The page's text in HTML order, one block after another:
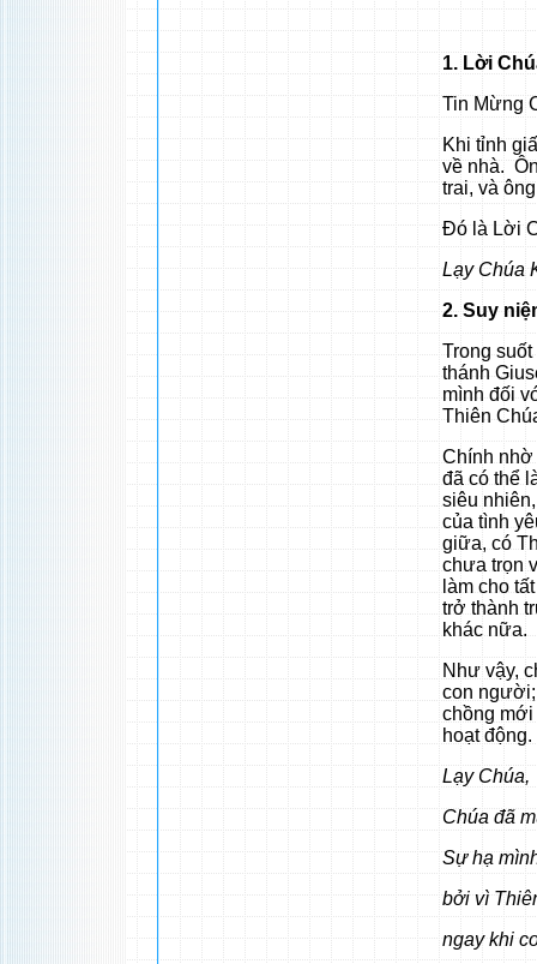
1. Lời
Tin Mừng
Khi tỉnh
về nhà.
trai, và
Đó là Lời
Lạy Chúa
2. Suy
Trong
thánh
mình đối
Thiên
Chính nhờ
đã có thể
siêu
của tình
giữa, có
chưa trọn
làm cho
trở thành
khác nữa.
Như vậy,
con người;
chồng mới
hoạt động.
Lạy Chúa,
Chúa đã
Sự hạ
bởi vì
ngay khi